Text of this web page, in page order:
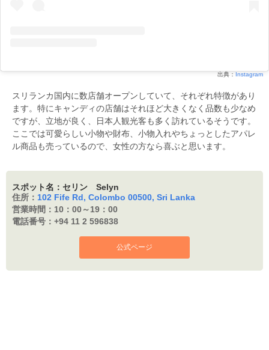
出典： Instagram
スリランカ国内に数店舗オープンしていて、それぞれ特徴があり
ます。特にキャンディの店舗はそれほど大きくなく品数も少なめ
ですが、立地が良く、日本人観光客も多く訪れているそうです。
ここでは可愛らしい小物や財布、小物入れやちょっとしたアパレ
ル商品も売っているので、女性の方なら喜ぶと思います。
スポット名：セリン Selyn
住所： 102 Fife Rd, Colombo 00500, Sri Lanka
営業時間： 10：00～19：00
電話番号： +94 11 2 596838
公式ページ